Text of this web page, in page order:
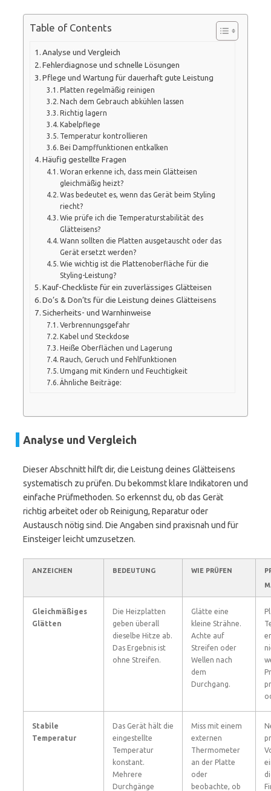
Table of Contents
Analyse und Vergleich
Fehlerdiagnose und schnelle Lösungen
Pflege und Wartung für dauerhaft gute Leistung
Platten regelmäßig reinigen
Nach dem Gebrauch abkühlen lassen
Richtig lagern
Kabelpflege
Temperatur kontrollieren
Bei Dampffunktionen entkalken
Häufig gestellte Fragen
Woran erkenne ich, dass mein Glätteisen
gleichmäßig heizt?
Was bedeutet es, wenn das Gerät beim Styling
riecht?
Wie prüfe ich die Temperaturstabilität des
Glätteisens?
Wann sollten die Platten ausgetauscht oder das
Gerät ersetzt werden?
Wie wichtig ist die Plattenoberfläche für die
Styling-Leistung?
Kauf-Checkliste für ein zuverlässiges Glätteisen
Do’s & Don’ts für die Leistung deines Glätteisens
Sicherheits- und Warnhinweise
Verbrennungsgefahr
Kabel und Steckdose
Heiße Oberflächen und Lagerung
Rauch, Geruch und Fehlfunktionen
Umgang mit Kindern und Feuchtigkeit
Ähnliche Beiträge:
Analyse und Vergleich
Dieser Abschnitt hilft dir, die Leistung deines Glätteisens
systematisch zu prüfen. Du bekommst klare Indikatoren und
einfache Prüfmethoden. So erkennst du, ob das Gerät
richtig arbeitet oder ob Reinigung, Reparatur oder
Austausch nötig sind. Die Angaben sind praxisnah und für
Einsteiger leicht umzusetzen.
ANZEICHEN BEDEUTUNG WIE PRÜFEN
Gleichmäßiges
Glätten
Die Heizplatten
geben überall
dieselbe Hitze ab.
Das Ergebnis ist
ohne Streifen.
Glätte eine
kleine Strähne.
Achte auf
Streifen oder
Wellen nach
dem
Durchgang.
Stabile
Temperatur
Das Gerät hält die
eingestellte
Temperatur
konstant.
Mehrere
Durchgänge
Miss mit einem
externen
Thermometer
an der Platte
oder
beobachte, ob